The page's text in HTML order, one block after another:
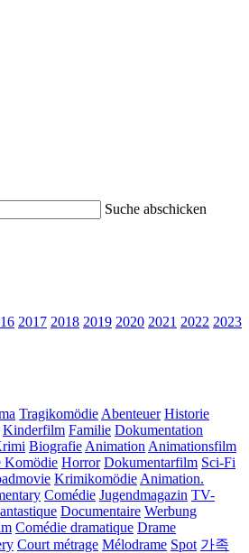
Suche abschicken
2017 2018 2019 2020 2021 2022 2023
Tragikomödie Abenteuer Historie
Kinderfilm Familie Dokumentation
Biografie Animation Animationsfilm
Komödie Horror Dokumentarfilm Sci-Fi
Krimikomödie Animation.
Comédie Jugendmagazin TV-
Documentaire Werbung
Comédie dramatique Drame
Court métrage Mélodrame Spot 가족